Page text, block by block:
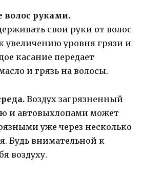
волос руками.
свои руки от волос
увеличению уровня грязи и
касание передает
и грязь на волосы.
Воздух загрязненный
и автовыхлопами может
уже через несколько
Будь внимательной к
воздуху.